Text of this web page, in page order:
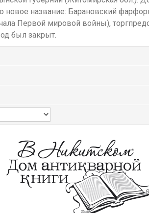
новое название: Барановский
Первой мировой войны),
был закрыт.